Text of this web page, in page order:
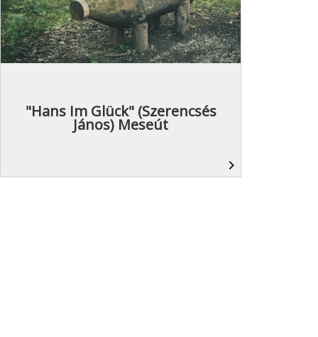
"Hans Im Glück" (Szerencsés
János) Meseút
navigate_next